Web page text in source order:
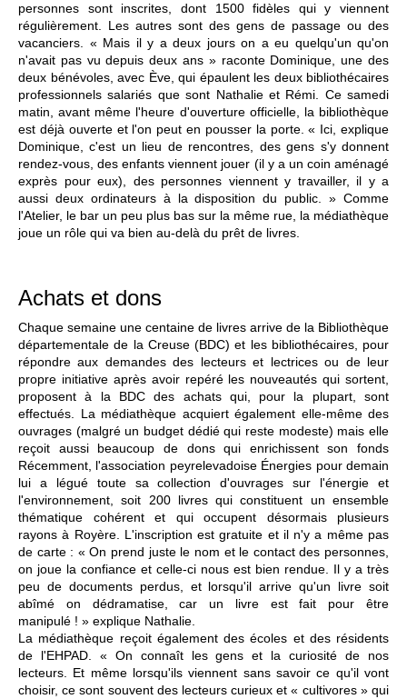
personnes sont inscrites, dont 1500 fidèles qui y viennent
régulièrement. Les autres sont des gens de passage ou des
vacanciers. « Mais il y a deux jours on a eu quelqu'un qu'on
n'avait pas vu depuis deux ans » raconte Dominique, une des
deux bénévoles, avec Ève, qui épaulent les deux bibliothécaires
professionnels salariés que sont Nathalie et Rémi. Ce samedi
matin, avant même l'heure d'ouverture officielle, la bibliothèque
est déjà ouverte et l'on peut en pousser la porte. « Ici, explique
Dominique, c'est un lieu de rencontres, des gens s'y donnent
rendez-vous, des enfants viennent jouer (il y a un coin aménagé
exprès pour eux), des personnes viennent y travailler, il y a
aussi deux ordinateurs à la disposition du public. » Comme
l'Atelier, le bar un peu plus bas sur la même rue, la médiathèque
joue un rôle qui va bien au-delà du prêt de livres.
Achats et dons
Chaque semaine une centaine de livres arrive de la Bibliothèque
départementale de la Creuse (BDC) et les bibliothécaires, pour
répondre aux demandes des lecteurs et lectrices ou de leur
propre initiative après avoir repéré les nouveautés qui sortent,
proposent à la BDC des achats qui, pour la plupart, sont
effectués. La médiathèque acquiert également elle-même des
ouvrages (malgré un budget dédié qui reste modeste) mais elle
reçoit aussi beaucoup de dons qui enrichissent son fonds
Récemment, l'association peyrelevadoise Énergies pour demain
lui a légué toute sa collection d'ouvrages sur l'énergie et
l'environnement, soit 200 livres qui constituent un ensemble
thématique cohérent et qui occupent désormais plusieurs
rayons à Royère. L'inscription est gratuite et il n'y a même pas
de carte : « On prend juste le nom et le contact des personnes,
on joue la confiance et celle-ci nous est bien rendue. Il y a très
peu de documents perdus, et lorsqu'il arrive qu'un livre soit
abîmé on dédramatise, car un livre est fait pour être
manipulé ! » explique Nathalie.
La médiathèque reçoit également des écoles et des résidents
de l'EHPAD. « On connaît les gens et la curiosité de nos
lecteurs. Et même lorsqu'ils viennent sans savoir ce qu'il vont
choisir, ce sont souvent des lecteurs curieux et « cultivores » qui